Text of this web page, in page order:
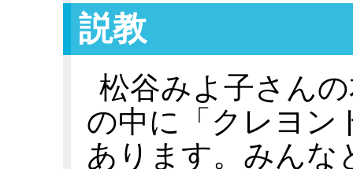
説教
松谷みよ子さん
の中に「クレヨン
あります。みんな